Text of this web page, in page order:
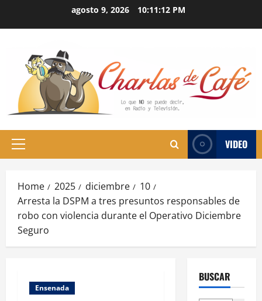
agosto 9, 2026 10:11:12 PM
Primary
VIDEO
Home 2025 diciembre
10
Arresta la DSPM a tres presuntos responsables de
robo con violencia durante el Operativo Diciembre
Seguro
Ensenada
BUSCAR